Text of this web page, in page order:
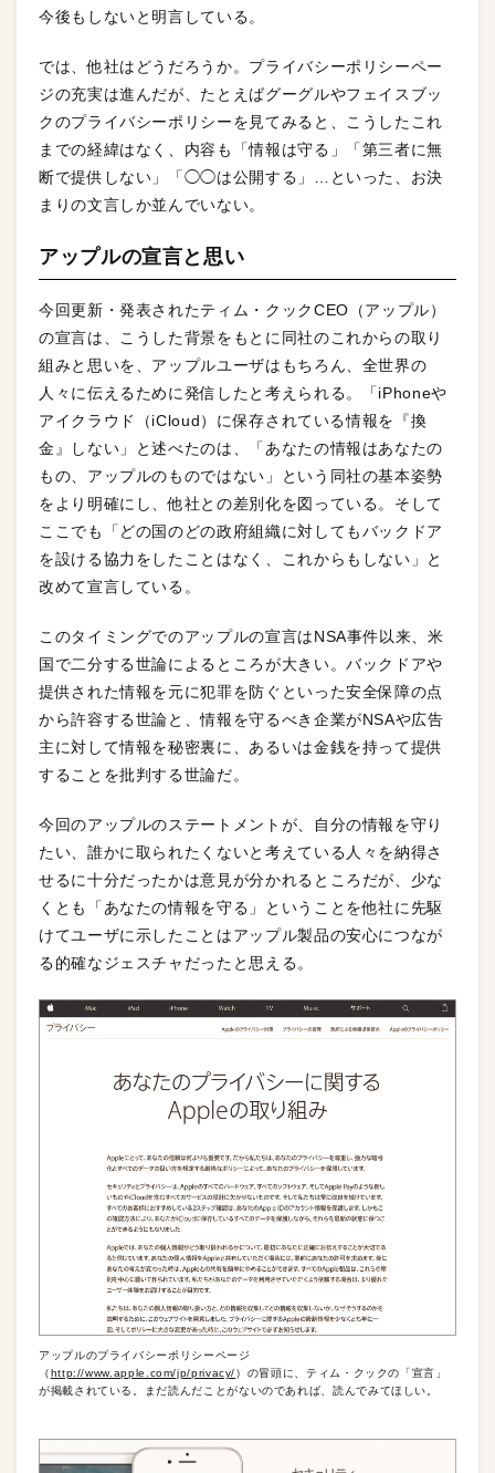
今後もしないと明言している。
では、他社はどうだろうか。プライバシーポリシーペー
ジの充実は進んだが、たとえばグーグルやフェイスブッ
クのプライバシーポリシーを見てみると、こうしたこれ
までの経緯はなく、内容も「情報は守る」「第三者に無
断で提供しない」「◯◯は公開する」…といった、お決
まりの文言しか並んでいない。
アップルの宣言と思い
今回更新・発表されたティム・クックCEO（アップル）
の宣言は、こうした背景をもとに同社のこれからの取り
組みと思いを、アップルユーザはもちろん、全世界の
人々に伝えるために発信したと考えられる。「iPhoneや
アイクラウド（iCloud）に保存されている情報を『換
金』しない」と述べたのは、「あなたの情報はあなたの
もの、アップルのものではない」という同社の基本姿勢
をより明確にし、他社との差別化を図っている。そして
ここでも「どの国のどの政府組織に対してもバックドア
を設ける協力をしたことはなく、これからもしない」と
改めて宣言している。
このタイミングでのアップルの宣言はNSA事件以来、米
国で二分する世論によるところが大きい。バックドアや
提供された情報を元に犯罪を防ぐといった安全保障の点
から許容する世論と、情報を守るべき企業がNSAや広告
主に対して情報を秘密裏に、あるいは金銭を持って提供
することを批判する世論だ。
今回のアップルのステートメントが、自分の情報を守り
たい、誰かに取られたくないと考えている人々を納得さ
せるに十分だったかは意見が分かれるところだが、少な
くとも「あなたの情報を守る」ということを他社に先駆
けてユーザに示したことはアップル製品の安心につなが
る的確なジェスチャだったと思える。
アップルのプライバシーポリシーページ
（http://www.apple.com/jp/privacy/）の冒頭に、ティム・クックの「宣言」
が掲載されている。まだ読んだことがないのであれば、読んでみてほしい。